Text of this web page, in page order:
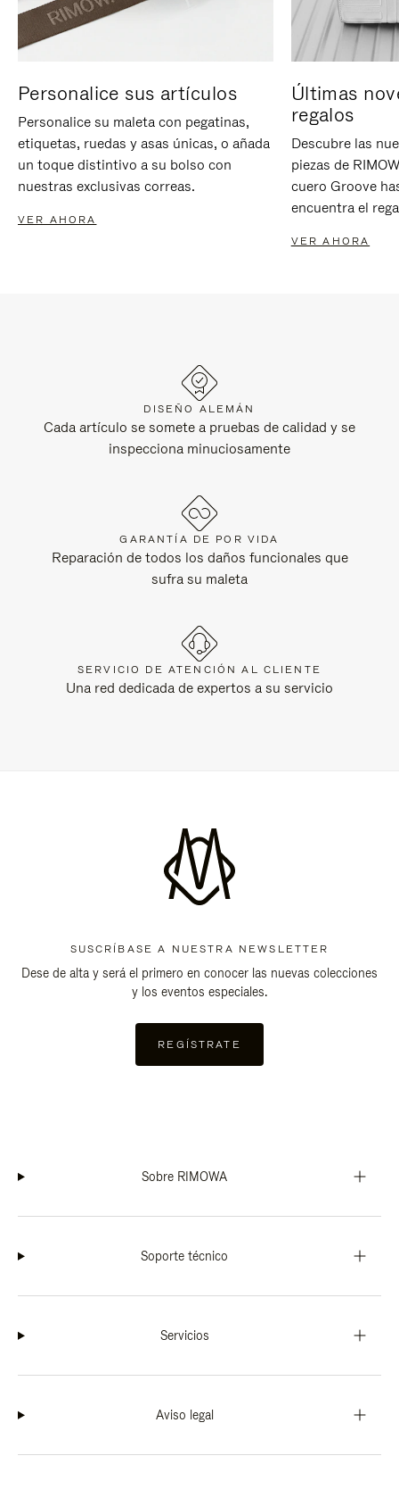
Personalice sus artículos
Personalice su maleta con pegatinas,
etiquetas, ruedas y asas únicas, o añada
un toque distintivo a su bolso con
nuestras exclusivas correas.
VER AHORA
Últimas
regalos
Descubre las
piezas de
cuero Groove
encuentra el
VER AHORA
DISEÑO ALEMÁN
Cada artículo se somete a pruebas de calidad y se
inspecciona minuciosamente
GARANTÍA DE POR VIDA
Reparación de todos los daños funcionales que
sufra su maleta
SERVICIO DE ATENCIÓN AL CLIENTE
Una red dedicada de expertos a su servicio
SUSCRÍBASE A NUESTRA NEWSLETTER
Dese de alta y será el primero en conocer las nuevas colecciones
y los eventos especiales.
REGÍSTRATE
Sobre RIMOWA
Soporte técnico
Servicios
Aviso legal